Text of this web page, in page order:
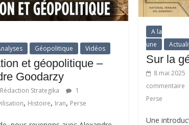
Géopolitique Vidéos
et géopolitique –
Goodarzy
Rédaction Strategika
1
, Histoire, Iran, Perse
A la
une
Sur la
8 mai 2025
commentaire
Perse
Une